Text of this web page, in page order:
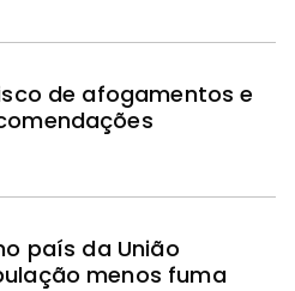
de afogamentos e
país da União
menos fuma